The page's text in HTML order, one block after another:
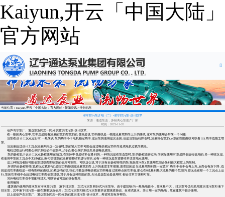
Kaiyun,开云「中国大陆」
官方网站
当前位置：Kaiyun,开云「中国大陆」官方网站 新闻资讯 行业动态
潜水排污泵介绍（二）-潜水排污泵·设计技术
来源：通达泵业，多级离心泵生产厂家
时间：2023-11-20
葫芦岛水泵厂、通达泵业同您一同分享潜水排污泵·设计技术。
在一般的离心泵中,功率总是随着流量的增加而增加的,也就是说,功率曲线是一根随流量增加而上升的曲线,这对泵的使用会带来一个问题:
当泵在设计工况点运行时,一般来说,泵的功率小于电机额定功率,这台泵的使用是安全的;但是当泵扬程降低时,流量就会增加(从泵的性能曲线可以看出),功率也随之增
加。
当流量超过设计工况点流量并到达一定值时,泵的输入功率可能会超过电机额定功率而造成电机过载而烧毁。
电机过载运行时要么保护系统动作使泵停止转动;要么保护系统失灵使电机烧毁。
泵的扬程低于设计工况点扬程使用的情况,在实际中也是经常会遇到的,一种情况是在泵选型时,泵的扬程选得过高,而实际使用时泵是降低扬程使用的;另一种情况是,
在使用中泵的工况点不太好确定,换句话说泵的流量需要经常进行调节;还有一种情况是泵需要经常改变地点使用。
这三种情况者陌可能使泵过载而影响泵的使用可靠性。可以这么说,对于没有全扬程特性的泵(包括排污泵),其使用范围会受到很大程度上的限制。
所谓的全扬程特性(也称无过载特征)是指功率曲线随流量增加而上升的速度非常缓慢,更理想的是当流量增加到某一定值时,功率不但不会再上升,反而会有所下降,也
就是说功率曲线是一根有驼峰的曲线,如果这样的话,我们只要选择电机额定功率略超过驼峰点的功率值,那么在0流量到最大流量的整个范围内,你无论在那一个工况点上运
行,泵的功率都不会超过电机功率而使泵过载,对于具备这种性能的泵,无论是选型还是使用时,都会非常方便和可靠。
另外电机功率也不需配得过大,可以节省可观的设备费用。
使用编辑
建筑物内使用的排水泵有潜水排污泵、液下排水泵、立式污水泵和卧式污水泵等。由于建筑物内一般场地较小，排水量不大，排水泵可优先采用潜水排污泵和液下
排水泵，其中液下排污泵一般在重要场所使用；立式污水泵和卧式污水泵要求设置隔震基础、自灌式吸水、并占用一定的场地，故在建筑中较少使用。
以上是葫芦岛水泵厂、通达泵业同您一同分享的潜水排污泵·设计技术，希望对您有所帮助。